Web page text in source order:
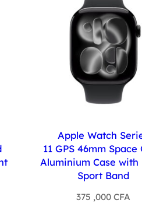
Apple Watch
11 GPS 46mm Space
Aluminium Case with
Sport Band
375 ,000CFA